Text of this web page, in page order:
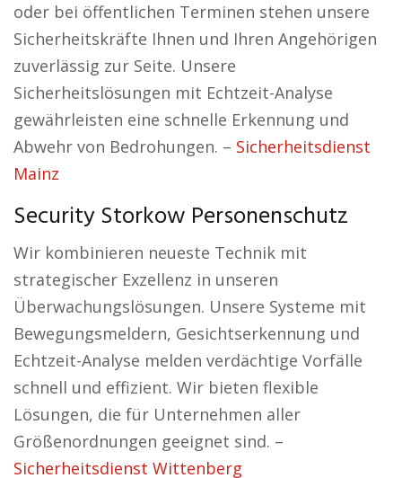
oder bei öffentlichen Terminen stehen unsere
Sicherheitskräfte Ihnen und Ihren Angehörigen
zuverlässig zur Seite. Unsere
Sicherheitslösungen mit Echtzeit-Analyse
gewährleisten eine schnelle Erkennung und
Abwehr von Bedrohungen. – Sicherheitsdienst
Mainz
Security Storkow Personenschutz
Wir kombinieren neueste Technik mit
strategischer Exzellenz in unseren
Überwachungslösungen. Unsere Systeme mit
Bewegungsmeldern, Gesichtserkennung und
Echtzeit-Analyse melden verdächtige Vorfälle
schnell und effizient. Wir bieten flexible
Lösungen, die für Unternehmen aller
Größenordnungen geeignet sind. –
Sicherheitsdienst Wittenberg